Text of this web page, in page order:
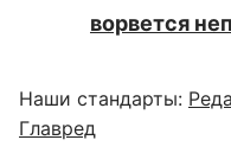
ворвется
Наши стандарты:
Главред